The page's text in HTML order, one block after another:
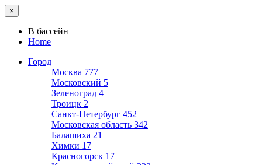
×
В бассейн
Home
Город
Москва 777
Московский 5
Зеленоград 4
Троицк 2
Санкт-Петербург 452
Московская область 342
Балашиха 21
Химки 17
Красногорск 17